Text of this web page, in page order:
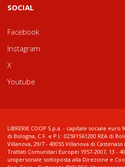
SOCIAL
Facebook
Instagram
X
Youtube
LIBRERIE.COOP S.p.a. - capitale sociale
di Bologna, C.F. e P.I.: 02591561200 REA di
Villanova, 29/7 - 40055 Villanova di Castenaso
Trattati Comunitari Europei 1957-2007, 13 -
unipersonale sottoposta alla Direzione e